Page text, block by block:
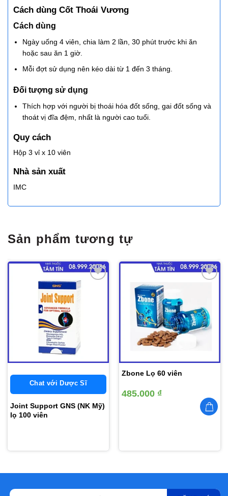
Cách dùng Cốt Thoái Vương
Cách dùng
Ngày uống 4 viên, chia làm 2 lần, 30 phút trước khi ăn
hoặc sau ăn 1 giờ.
Mỗi đợt sử dụng nên kéo dài từ 1 đến 3 tháng.
Đối tượng sử dụng
Thích hợp với người bị thoái hóa đốt sống, gai đốt sống và
thoát vị đĩa đệm, nhất là người cao tuổi.
Quy cách
Hộp 3 vỉ x 10 viên
Nhà sản xuất
IMC
Sản phẩm tương tự
Joint Support GNS (NK Mỹ)
lọ 100 viên
Chat với Dược Sĩ
yêu
thích
Zbone Lọ 60 viên
485.000 ₫